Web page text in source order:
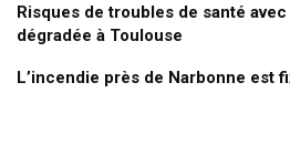
Risques de troubles de santé
dégradée à Toulouse
L’incendie près de Narbonne est